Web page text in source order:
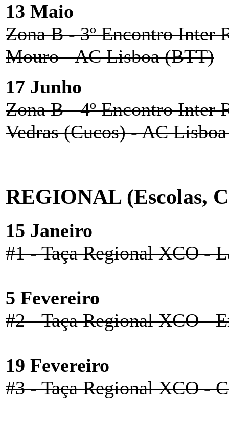
13 Maio
Zona B - 3º Encontro Inter
Mouro - AC Lisboa (BTT)
17 Junho
Zona B - 4º Encontro Inter
Vedras (Cucos) - AC
REGIONAL (Escolas,
15 Janeiro
#1 - Taça Regional XCO -
5 Fevereiro
#2 - Taça Regional XCO -
19 Fevereiro
#3 - Taça Regional XCO -